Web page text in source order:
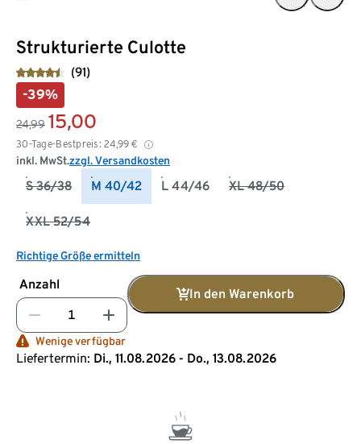
Strukturierte Culotte
(91)
-39%
24,99 15,00
30-Tage-Bestpreis: 24,99 €
inkl. MwSt.zzgl. Versandkosten
S 36/38 M 40/42 L 44/46 XL 48/50
XXL 52/54
Richtige Größe ermitteln
Anzahl
In den Warenkorb
Wenige verfügbar
Liefertermin: Di., 11.08.2026 - Do., 13.08.2026